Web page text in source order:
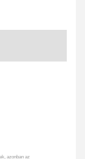
azonban az